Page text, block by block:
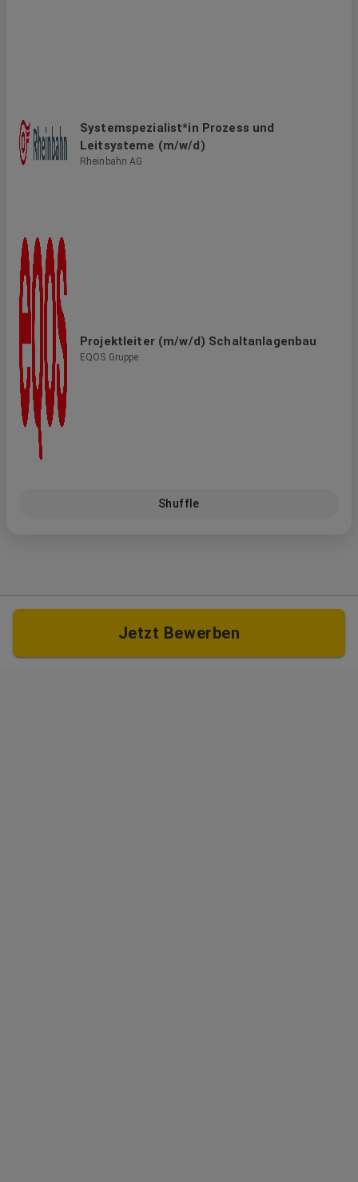
Systemspezialist*in Prozess und
Leitsysteme (m/w/d)
Rheinbahn AG
Projektleiter (m/w/d) Schaltanlagenbau
EQOS Gruppe
Shuffle
Jetzt Bewerben